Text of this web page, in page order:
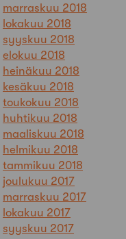
marraskuu 2018
lokakuu 2018
syyskuu 2018
elokuu 2018
heinäkuu 2018
kesäkuu 2018
toukokuu 2018
huhtikuu 2018
maaliskuu 2018
helmikuu 2018
tammikuu 2018
joulukuu 2017
marraskuu 2017
lokakuu 2017
syyskuu 2017